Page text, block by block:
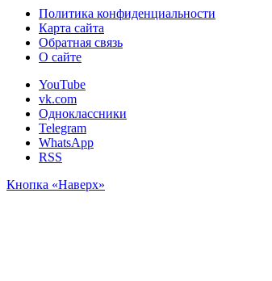
Политика конфиденциальности
Карта сайта
Обратная связь
О сайте
YouTube
vk.com
Одноклассники
Telegram
WhatsApp
RSS
Кнопка «Наверх»